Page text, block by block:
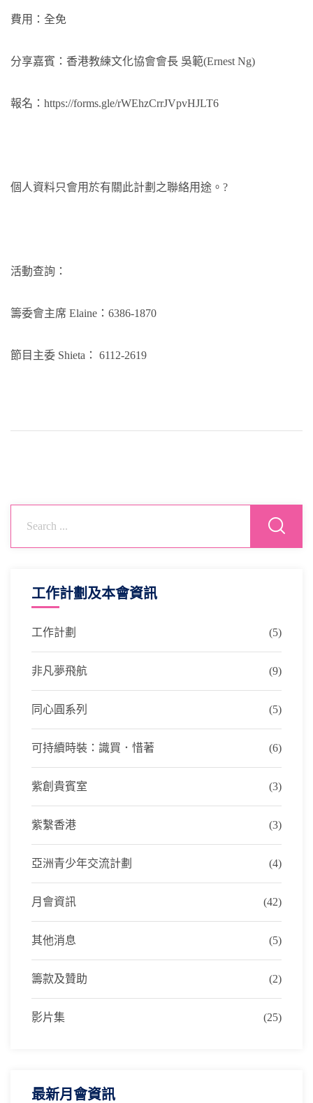
費用：全免
分享嘉賓：香港教練文化協會會長 吳範(Ernest Ng)
報名： https://forms.gle/rWEhzCrrJVpvHJLT6
個人資料只會用於有關此計劃之聯絡用途。?
活動查詢：
籌委會主席 Elaine：6386-1870
節目主委 Shieta： 6112-2619
工作計劃及本會資訊
工作計劃 (5)
非凡夢飛航 (9)
同心圓系列 (5)
可持續時裝：識買．惜著 (6)
紫創貴賓室 (3)
紫繫香港 (3)
亞洲青少年交流計劃 (4)
月會資訊 (42)
其他消息 (5)
籌款及贊助 (2)
影片集 (25)
最新月會資訊